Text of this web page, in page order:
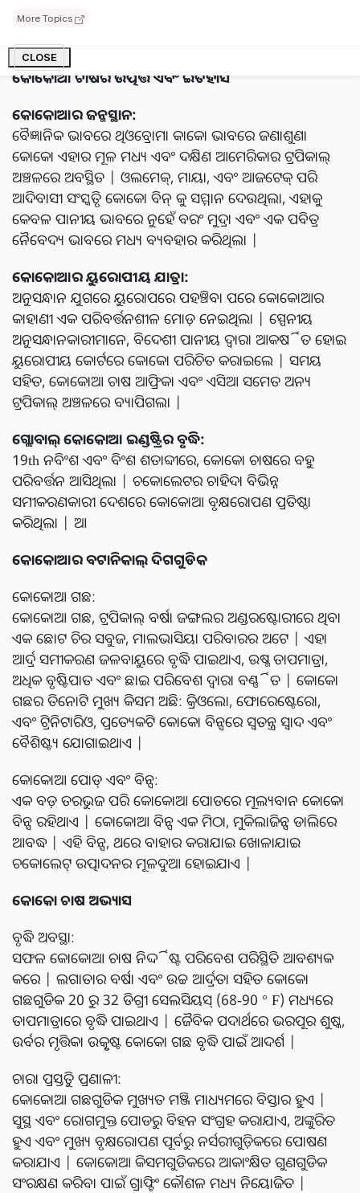
More Topics
CLOSE
କରିବା |
କୋକୋଆ ଚାଷର ଉତ୍ପତ୍ତି ଏବଂ ଇତିହାସ
କୋକୋଆର ଜନ୍ମସ୍ଥାନ:
ବୈଜ୍ଞାନିକ ଭାବରେ ଥିଓବ୍ରୋମା କାକୋ ଭାବରେ ଜଣାଶୁଣା
କୋକୋ ଏହାର ମୂଳ ମଧ୍ୟ ଏବଂ ଦକ୍ଷିଣ ଆମେରିକାର ଟ୍ରପିକାଲ୍
ଅଞ୍ଚଳରେ ଅବସ୍ଥିତ | ଓଲମେକ୍, ମାୟା, ଏବଂ ଆଜଟେକ୍ ପରି
ଆଦିବାସୀ ସଂସ୍କୃତି କୋକୋ ବିନ୍ କୁ ସମ୍ମାନ ଦେଉଥିଲା, ଏହାକୁ
କେବଳ ପାନୀୟ ଭାବରେ ନୁହେଁ ବରଂ ମୁଦ୍ରା ଏବଂ ଏକ ପବିତ୍ର
ନୈବେଦ୍ୟ ଭାବରେ ମଧ୍ୟ ବ୍ୟବହାର କରିଥିଲା |
କୋକୋଆର ୟୁରୋପୀୟ ଯାତ୍ରା:
ଅନୁସନ୍ଧାନ ଯୁଗରେ ୟୁରୋପରେ ପହଞ୍ଚିବା ପରେ କୋକୋଆର
କାହାଣୀ ଏକ ପରିବର୍ତ୍ତନଶୀଳ ମୋଡ଼ ନେଇଥିଲା | ସ୍ପେନୀୟ
ଅନୁସନ୍ଧାନକାରୀମାନେ, ବିଦେଶୀ ପାନୀୟ ଦ୍ୱାରା ଆକର୍ଷିତ ହୋଇ
ୟୁରୋପୀୟ କୋର୍ଟରେ କୋକୋ ପରିଚିତ କରାଇଲେ | ସମୟ
ସହିତ, କୋକୋଆ ଚାଷ ଆଫ୍ରିକା ଏବଂ ଏସିଆ ସମେତ ଅନ୍ୟ
ଟ୍ରପିକାଲ୍ ଅଞ୍ଚଳରେ ବ୍ୟାପିଗଲା |
ଗ୍ଲୋବାଲ୍ କୋକୋଆ ଇଣ୍ଡଷ୍ଟ୍ରିର ବୃଦ୍ଧି:
19th ନବିଂଶ ଏବଂ ବିଂଶ ଶତାବ୍ଦୀରେ, କୋକୋ ଚାଷରେ ବହୁ
ପରିବର୍ତ୍ତନ ଆସିଥିଲା | ଚକୋଲେଟର ଚାହିଦା ବିଭିନ୍ନ
ସମୀକରଣକାରୀ ଦେଶରେ କୋକୋଆ ବୃକ୍ଷରୋପଣ ପ୍ରତିଷ୍ଠା
କରିଥିଲା | ଆ
କୋକୋଆର ବଟାନିକାଲ୍ ଦିଗଗୁଡିକ
କୋକୋଆ ଗଛ:
କୋକୋଆ ଗଛ, ଟ୍ରପିକାଲ୍ ବର୍ଷା ଜଙ୍ଗଲର ଅଣ୍ଡରଷ୍ଟୋରୀରେ ଥିବା
ଏକ ଛୋଟ ଚିର ସବୁଜ, ମାଲଭାସିୟା ପରିବାରର ଅଟେ | ଏହା
ଆର୍ଦ୍ର ସମୀକରଣ ଜଳବାୟୁରେ ବୃଦ୍ଧି ପାଇଥାଏ, ଉଷ୍ମ ତାପମାତ୍ରା,
ଅଧିକ ବୃଷ୍ଟିପାତ ଏବଂ ଛାଇ ପରିବେଶ ଦ୍ୱାରା ବର୍ଣ୍ଣିତ | କୋକୋ
ଗଛର ତିନୋଟି ମୁଖ୍ୟ କିସମ ଅଛି: କ୍ରିଓଲୋ, ଫୋରେଷ୍ଟେରୋ,
ଏବଂ ଟ୍ରିନିଟାରିଓ, ପ୍ରତ୍ୟେକଟି କୋକୋ ବିନ୍ସରେ ସ୍ୱତନ୍ତ୍ର ସ୍ୱାଦ ଏବଂ
ବୈଶିଷ୍ଟ୍ୟ ଯୋଗାଇଥାଏ |
କୋକୋଆ ପୋଡ୍ ଏବଂ ବିନ୍ସ:
ଏକ ବଡ଼ ତରଭୁଜ ପରି କୋକୋଆ ପୋଡରେ ମୂଲ୍ୟବାନ କୋକୋ
ବିନ୍ସ ରହିଥାଏ | କୋକୋଆ ବିନ୍ସ ଏକ ମିଠା, ମୁକିଲାଜିନ୍ସ୍ ଡାଲିରେ
ଆବଦ୍ଧ | ଏହି ବିନ୍ସ, ଥରେ ବାହାର କରାଯାଇ ଖୋଳାଯାଇ
ଚକୋଲେଟ୍ ଉତ୍ପାଦନର ମୂଳଦୁଆ ହୋଇଯାଏ |
କୋକୋ ଚାଷ ଅଭ୍ୟାସ
ବୃଦ୍ଧି ଅବସ୍ଥା:
ସଫଳ କୋକୋଆ ଚାଷ ନିର୍ଦ୍ଦିଷ୍ଟ ପରିବେଶ ପରିସ୍ଥିତି ଆବଶ୍ୟକ
କରେ | ଲଗାତାର ବର୍ଷା ଏବଂ ଉଚ୍ଚ ଆର୍ଦ୍ରତା ସହିତ କୋକୋ
ଗଛଗୁଡିକ 20 ରୁ 32 ଡିଗ୍ରୀ ସେଲସିୟସ୍ (68-90 ° F) ମଧ୍ୟରେ
ତାପମାତ୍ରାରେ ବୃଦ୍ଧି ପାଇଥାଏ | ଜୈବିକ ପଦାର୍ଥରେ ଭରପୂର ଶୁଷ୍କ,
ଉର୍ବର ମୃତ୍ତିକା ଉତ୍କୃଷ୍ଟ କୋକୋ ଗଛ ବୃଦ୍ଧି ପାଇଁ ଆଦର୍ଶ |
ଚାରା ପ୍ରସ୍ତୁତି ପ୍ରଣାଳୀ:
କୋକୋଆ ଗଛଗୁଡିକ ମୁଖ୍ୟତ ମଞ୍ଜି ମାଧ୍ୟମରେ ବିସ୍ତାର ହୁଏ |
ସୁସ୍ଥ ଏବଂ ରୋଗମୁକ୍ତ ପୋଡରୁ ବିହନ ସଂଗ୍ରହ କରାଯାଏ, ଅଙ୍କୁରିତ
ହୁଏ ଏବଂ ମୁଖ୍ୟ ବୃକ୍ଷରୋପଣ ପୂର୍ବରୁ ନର୍ସରୀଗୁଡ଼ିକରେ ପୋଷଣ
କରାଯାଏ | କୋକୋଆ କିସମଗୁଡିକରେ ଆକାଂକ୍ଷିତ ଗୁଣଗୁଡିକ
ସଂରକ୍ଷଣ କରିବା ପାଇଁ ଗ୍ରାଫ୍ଟିଂ କୌଶଳ ମଧ୍ୟ ନିୟୋଜିତ |